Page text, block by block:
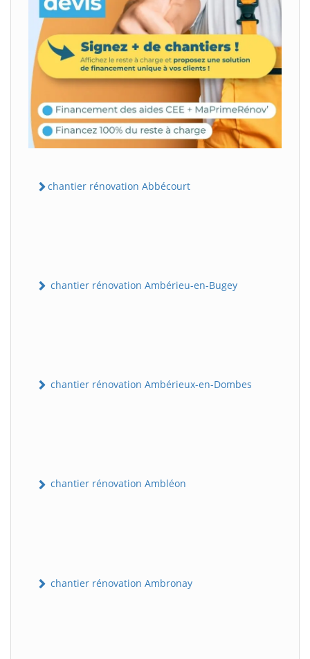
chantier rénovation Abbécourt
chantier rénovation Ambérieu-en-Bugey
chantier rénovation Ambérieux-en-Dombes
chantier rénovation Ambléon
chantier rénovation Ambronay